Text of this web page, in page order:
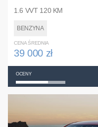
1.6 VVT 120 KM
BENZYNA
CENA ŚREDNIA
39 000 zł
OCENY